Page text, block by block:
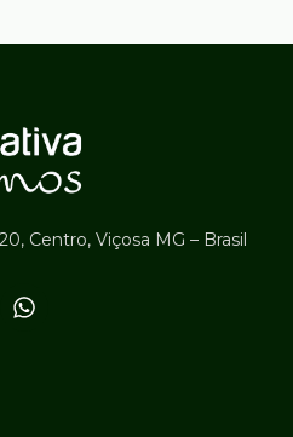
Centro, Viçosa MG – Brasil